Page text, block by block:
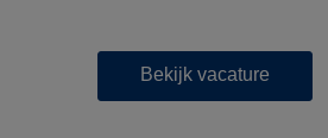
Bekijk vacature